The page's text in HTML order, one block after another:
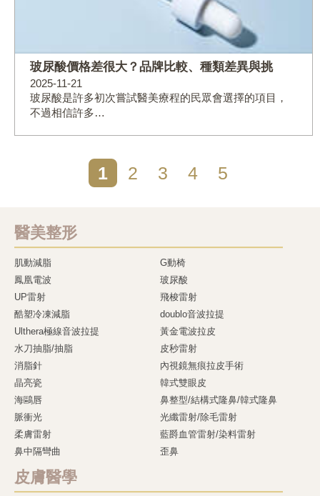
玻尿酸價格差很大？品牌比較、種類差異與挑
2025-11-21
玻尿酸是許多初次嘗試醫美療程的民眾會選擇的項目，
不過相信許多…
1 2 3 4 5
醫美整形
肌動減脂
G動椅
鳳凰電波
玻尿酸
UP雷射
飛梭雷射
酷塑冷凍減脂
doublo音波拉提
Ulthera極線音波拉提
黃金電波拉皮
水刀抽脂/抽脂
皮秒雷射
消脂針
內視鏡無痕拉皮手術
晶亮瓷
韓式雙眼皮
海鷗唇
鼻整型/結構式隆鼻/韓式隆鼻
脈衝光
光纖雷射/除毛雷射
柔膚雷射
藍爵血管雷射/染料雷射
鼻中隔彎曲
歪鼻
皮膚醫學